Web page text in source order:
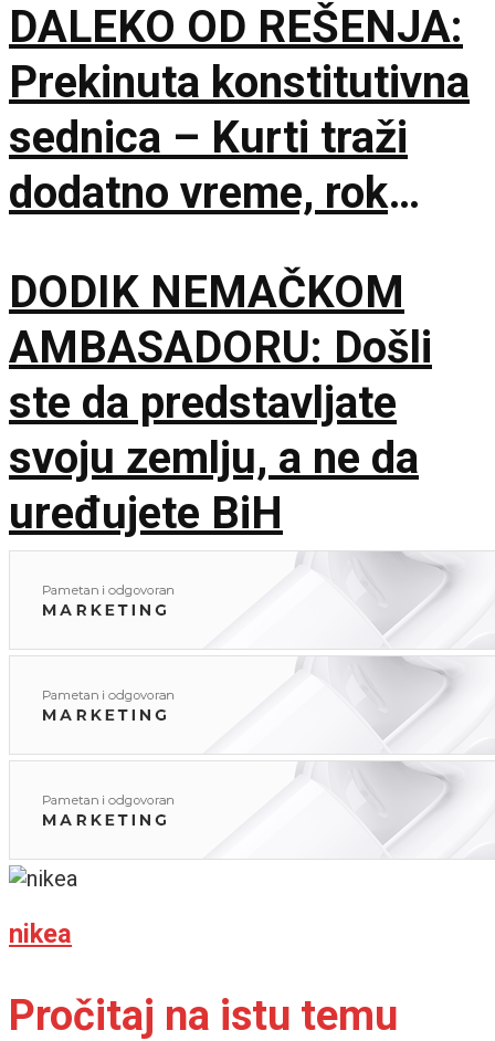
DALEKO OD REŠENJA:
Prekinuta konstitutivna
sednica – Kurti traži
dodatno vreme, rok
sutra
DODIK NEMAČKOM
AMBASADORU: Došli
ste da predstavljate
svoju zemlju, a ne da
uređujete BiH
nikea
Pročitaj na istu temu